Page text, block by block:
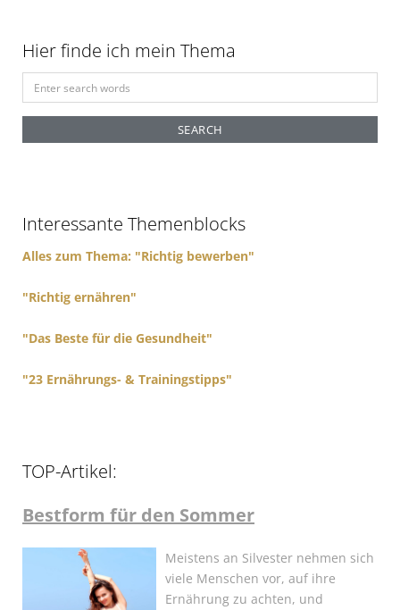
Hier finde ich mein Thema
e
r
o
Interessante Themenblocks
Alles zum Thema: "Richtig bewerben"
"Richtig ernähren"
"Das Beste für die Gesundheit"
"23 Ernährungs- & Trainingstipps"
TOP-Artikel:
Bestform für den Sommer
Meistens an Silvester nehmen sich
viele Menschen vor, auf ihre
Ernährung zu achten, und